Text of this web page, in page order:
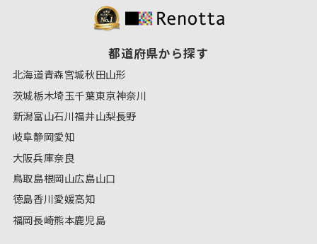
都道府県から探す
北海道青森宮城秋田山形
茨城栃木埼玉千葉東京神奈川
新潟富山石川福井山梨長野
岐阜静岡愛知
大阪兵庫奈良
鳥取島根岡山広島山口
徳島香川愛媛高知
福岡長崎熊本鹿児島